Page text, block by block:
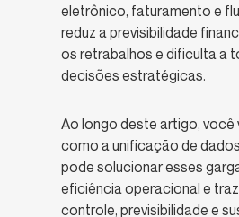
eletrônico, faturamento e
reduz a previsibilidade
os retrabalhos e dificulta a
decisões estratégicas.
Ao longo deste artigo, você
como a unificação de
pode solucionar esses
eficiência operacional e
controle, previsibilidade e